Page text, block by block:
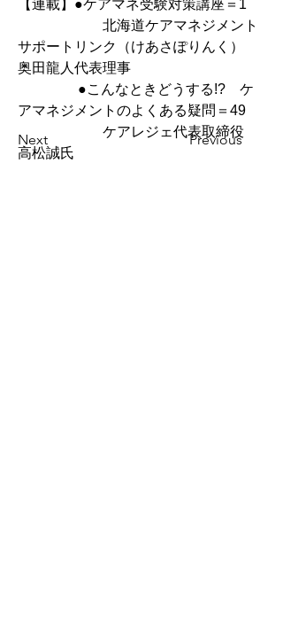
Next Previous
【連載】●ケアマネ受験対策講座＝1
北海道ケアマネジメント
サポートリンク（けあさぽりんく）
奥田龍人代表理事
●こんなときどうする!?　ケ
アマネジメントのよくある疑問＝49
ケアレジェ代表取締役
高松誠氏